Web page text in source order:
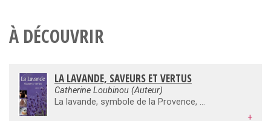
À DÉCOUVRIR
LA LAVANDE, SAVEURS ET VERTUS
Catherine Loubinou (Auteur)
La lavande, symbole de la Provence, porte le soleil dans son parfum, des extraordinaires camaïeux de bleus dans ses fleurs et une incroyable vitalité de la tête au pied. Vous découvrirez dans ce livre les nombreuses utilisations de cette plante au quotidien : puissant antiseptique, cicatrisant, bactéricide, analgésique, sédatif et bien d'autres applications comme pour les maux de tête, les infections respiratoires ou les douleurs musculaires… ; sur le plan de l'esthétique, vous pénètrerez les secrets de beauté de la lavande à travers son huile essentielle, base incontournable pour la réalisation de crèmes de beauté ou de parfums ; dans le domaine gastronomique, vous pourrez réaliser des recettes atypiques et savoureuses de grands chefs qui étonneront vos amis ; enfin, vous redécouvrirez l'utilisation qu'en faisaient nos grands-mères pour chasser les mites et autres insectes de leurs armoires ou placards.
+